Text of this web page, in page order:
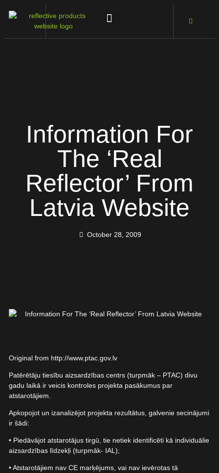
Information For
The ‘Real
Reflector’ From
Latvia Website
October 28, 2009
Original from http://www.ptac.gov.lv
Patērētāju tiesību aizsardzības centrs (turpmāk – PTAC) divu
gadu laikā ir veicis kontroles projekta pasākumus par
atstarotājiem.
Apkopojot un izanalizējot projekta rezultātus, galvenie secinājumi
ir šādi:
• Piedāvājot atstarotājus tirgū, tie netiek identificēti kā individuālie
aizsardzības līdzekļi (turpmāk- IAL);
• Atstarotājiem nav CE marķējums, vai nav ievērotas tā